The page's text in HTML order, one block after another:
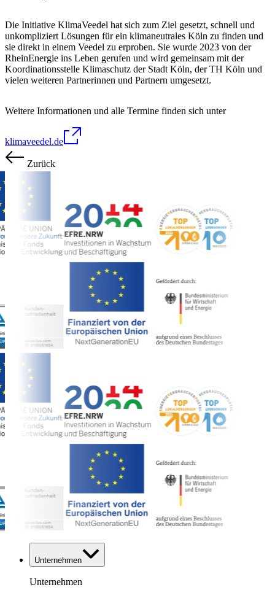
Die Initiative KlimaVeedel hat sich zum Ziel gesetzt, schnell und
unkompliziert Lösungen für ein klimaneutrales Köln zu finden und
sie direkt in einem Veedel zu erproben. Sie wurde 2023 von der
RheinEnergie ins Leben gerufen und wird gemeinsam mit der
Koordinationsstelle Klimaschutz der Stadt Köln, der TH Köln und
vielen weiteren Partnerinnen und Partnern umgesetzt.
Weitere Informationen und alle Termine finden sich unter
klimaveedel.de
Zurück
Unternehmen
Unternehmen